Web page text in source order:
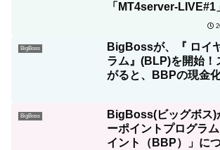
「MT4server-LIVE#1
BigBoss
BigBossが、『 ロイ
ラム』(BLP)を開始！
がると、BBPの現金
BigBoss
BigBoss(ビッグボス)
ーポイントプログラ
イント（BBP）」に